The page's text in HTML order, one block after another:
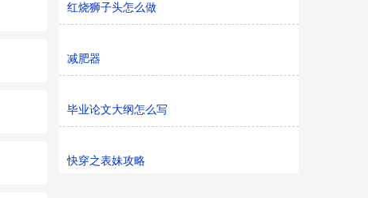
红烧狮子头怎么做
减肥器
毕业论文大纲怎么写
快穿之表妹攻略